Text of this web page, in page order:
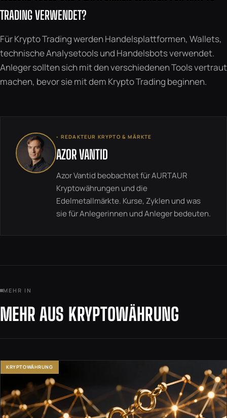
TRADING VERWENDET?
Für Krypto Trading werden Handelsplattformen, Wallets,
technische Analysetools und Handelsbots verwendet.
Anleger sollten sich mit den verschiedenen Tools vertraut
machen, bevor sie mit dem Krypto Trading beginnen.
◦ REDAKTEUR KRYPTO & MÄRKTE
AZOR VANTID
Azor Vantid beobachtet für AURTAUR
Kryptowährungen und die
Edelmetallmärkte. Kurse, Zyklen und was
sie für Anlegerinnen und Anleger bedeuten.
MEHR IN
MEHR AUS KRYPTOWÄHRUNG
KRYPTOWÄHRUNG